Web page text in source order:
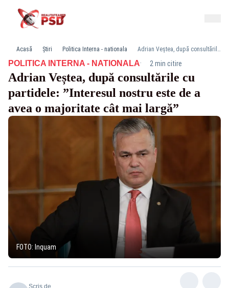
Acasă Știri Politica Interna - nationala Adrian Veștea, după consultările cu partidele: ”Interesul nostru este de a avea o majoritate cât mai largă”
POLITICA INTERNA - NATIONALA· 2 min citire
Adrian Veștea, după consultările cu
partidele: ”Interesul nostru este de a
avea o majoritate cât mai largă”
FOTO: Inquam
Scris de